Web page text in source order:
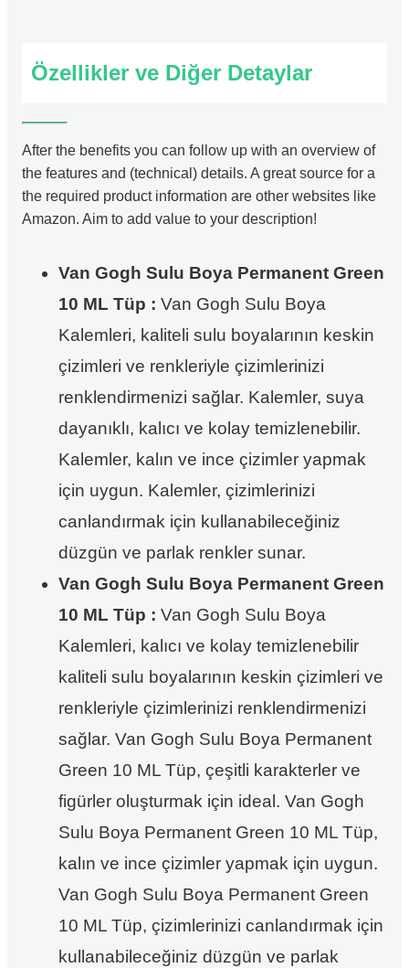
Özellikler ve Diğer Detaylar
After the benefits you can follow up with an overview of
the features and (technical) details. A great source for a
the required product information are other websites like
Amazon. Aim to add value to your description!
Van Gogh Sulu Boya Permanent Green
10 ML Tüp : Van Gogh Sulu Boya
Kalemleri, kaliteli sulu boyalarının keskin
çizimleri ve renkleriyle çizimlerinizi
renklendirmenizi sağlar. Kalemler, suya
dayanıklı, kalıcı ve kolay temizlenebilir.
Kalemler, kalın ve ince çizimler yapmak
için uygun. Kalemler, çizimlerinizi
canlandırmak için kullanabileceğiniz
düzgün ve parlak renkler sunar.
Van Gogh Sulu Boya Permanent Green
10 ML Tüp : Van Gogh Sulu Boya
Kalemleri, kalıcı ve kolay temizlenebilir
kaliteli sulu boyalarının keskin çizimleri ve
renkleriyle çizimlerinizi renklendirmenizi
sağlar. Van Gogh Sulu Boya Permanent
Green 10 ML Tüp, çeşitli karakterler ve
figürler oluşturmak için ideal. Van Gogh
Sulu Boya Permanent Green 10 ML Tüp,
kalın ve ince çizimler yapmak için uygun.
Van Gogh Sulu Boya Permanent Green
10 ML Tüp, çizimlerinizi canlandırmak için
kullanabileceğiniz düzgün ve parlak